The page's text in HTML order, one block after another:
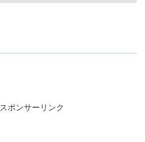
スポンサーリンク